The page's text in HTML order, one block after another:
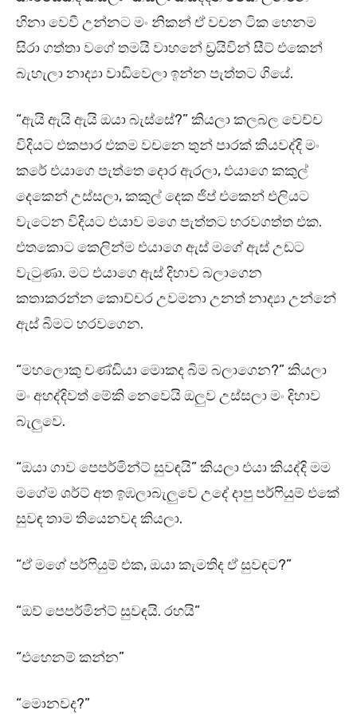
හිනා වෙවී උන්නට මං නිකන් ඒ වචන ටික හෙනම
සිරා ගත්තා වගේ තමයි වාහනේ ඩ්‍රයිවින් සීට් එකෙන්
බැහැලා නාද්‍යා වාඩිවෙලා ඉන්න පැත්තට ගියේ.
“ඇයි ඇයි ඇයි ඔයා බැස්සේ?” කියලා කලබල වෙච්ච
විදියට එකපාර එකම වචනෙ තුන් පාරක් කියවද්දි මං
කරේ එයාගෙ පැත්තෙ දොර ඇරලා, එයාගෙ කකුල්
දෙකෙන් උස්සලා, කකුල් දෙක ජිප් එකෙන් එලියට
වැටෙන විදියට එයාව මගෙ පැත්තට හරවගත්ත එක.
එතකොට කෙලින්ම එයාගෙ ඇස් මගේ ඇස් උඩට
වැටුණා. මට එයාගෙ ඇස් දිහාව බලාගෙන
කතාකරන්න කොච්චර උවමනා උනත් නාද්‍යා උන්නේ
ඇස් බිමට හරවගෙන.
“මහලොකු චණ්ඩියා මොකද බිම බලාගෙන?” කියලා
මං අහද්දිවත් මේකි නෙවෙයි ඔලුව උස්සලා මං දිහාව
බැලුවෙ.
“ඔයා ගාව පෙපර්මින්ට් සුවඳයි” කියලා එයා කියද්දි මම
මගේම ශර්ට් අත ඉඹලාබැලුවෙ උදේ දාපු පර්ෆියුම් එකේ
සුවඳ තාම තියෙනවද කියලා.
“ඒ මගේ පර්ෆියුම් එක, ඔයා කැමතිද ඒ සුවඳට?”
“ඔව් පෙපර්මින්ට් සුවඳයි. රහයි”
“එහෙනම් කන්න”
“මොනවද?”